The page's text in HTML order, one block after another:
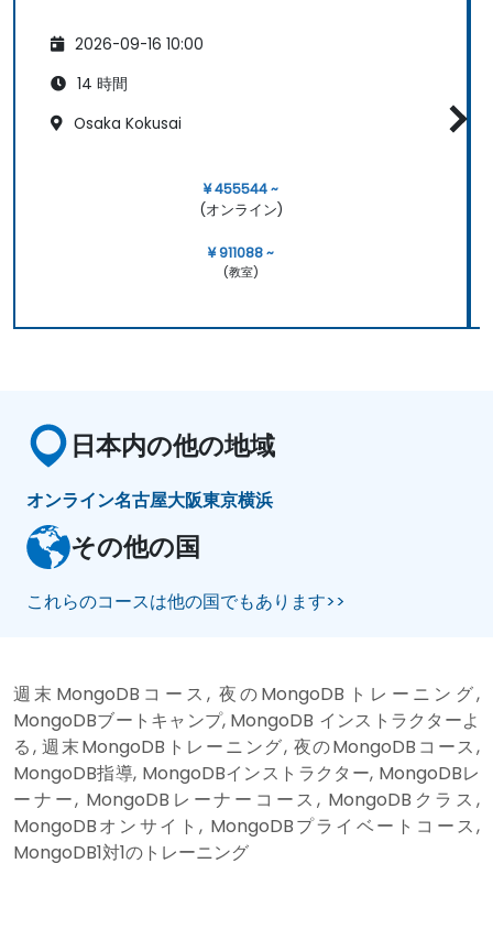
2026-09-16 10:00
14 時間
Osaka Kokusai
¥ 455544 ~
(オンライン)
¥ 911088 ~
(教室)
日本内の他の地域
オンライン名古屋大阪東京横浜
その他の国
これらのコースは他の国でもあります>>
週末MongoDBコース, 夜のMongoDBトレーニング,
MongoDBブートキャンプ, MongoDB インストラクターよ
る, 週末MongoDBトレーニング, 夜のMongoDBコース,
MongoDB指導, MongoDBインストラクター, MongoDBレ
ーナー, MongoDBレーナーコース, MongoDBクラス,
MongoDBオンサイト, MongoDBプライベートコース,
MongoDB1対1のトレーニング